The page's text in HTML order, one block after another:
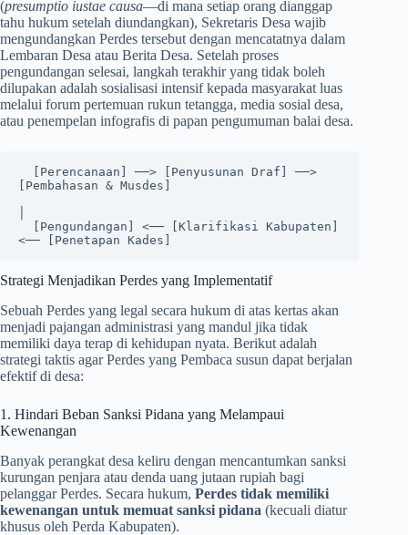
(presumptio iustae causa—di mana setiap orang dianggap
tahu hukum setelah diundangkan), Sekretaris Desa wajib
mengundangkan Perdes tersebut dengan mencatatnya dalam
Lembaran Desa atau Berita Desa. Setelah proses
pengundangan selesai, langkah terakhir yang tidak boleh
dilupakan adalah sosialisasi intensif kepada masyarakat luas
melalui forum pertemuan rukun tetangga, media sosial desa,
atau penempelan infografis di papan pengumuman balai desa.
[Pembahasan & Musdes]
Strategi Menjadikan Perdes yang Implementatif
Sebuah Perdes yang legal secara hukum di atas kertas akan
menjadi pajangan administrasi yang mandul jika tidak
memiliki daya terap di kehidupan nyata. Berikut adalah
strategi taktis agar Perdes yang Pembaca susun dapat berjalan
efektif di desa:
1. Hindari Beban Sanksi Pidana yang Melampaui
Kewenangan
Banyak perangkat desa keliru dengan mencantumkan sanksi
kurungan penjara atau denda uang jutaan rupiah bagi
pelanggar Perdes. Secara hukum, Perdes tidak memiliki
kewenangan untuk memuat sanksi pidana (kecuali diatur
khusus oleh Perda Kabupaten).